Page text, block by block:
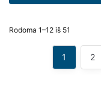
Rodoma 1–12 iš 51
1 2